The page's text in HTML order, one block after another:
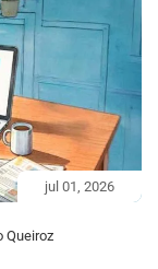
jul 01, 2026
Queiroz